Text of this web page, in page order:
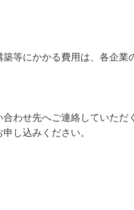
にかかる費用は、各企業
せ先へご連絡していただ
し込みください。